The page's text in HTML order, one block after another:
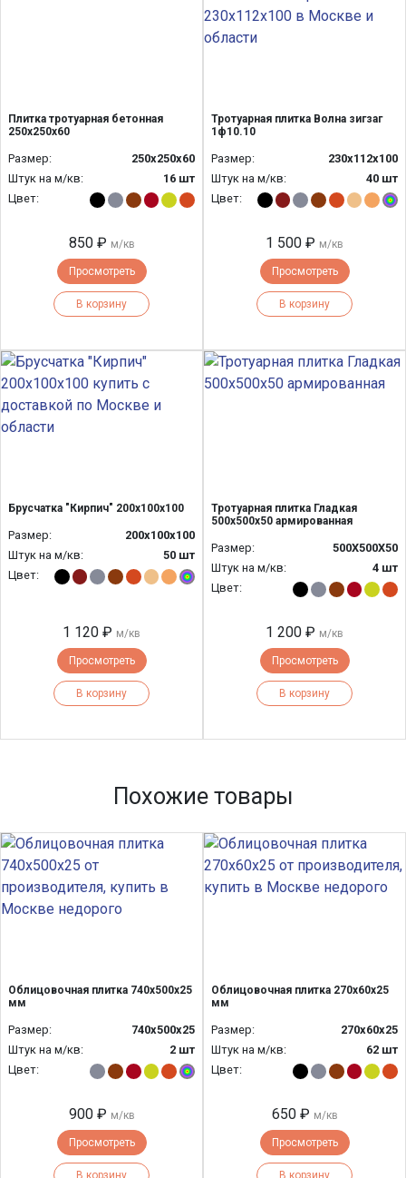
Плитка тротуарная бетонная
250х250х60
Размер:
250х250х60
Штук на м/кв:
16 шт
Цвет:
850 ₽ м/кв
Просмотреть
В корзину
Тротуарная плитка Волна зигзаг
1ф10.10
Размер:
230х112х100
Штук на м/кв:
40 шт
Цвет:
1 500 ₽ м/кв
Просмотреть
В корзину
Брусчатка "Кирпич" 200х100х100
Размер:
200х100х100
Штук на м/кв:
50 шт
Цвет:
1 120 ₽ м/кв
Просмотреть
В корзину
Тротуарная плитка Гладкая
500х500х50 армированная
Размер:
500Х500Х50
Штук на м/кв:
4 шт
Цвет:
1 200 ₽ м/кв
Просмотреть
В корзину
Похожие товары
Облицовочная плитка 740х500х25
мм
Размер:
740x500x25
Штук на м/кв:
2 шт
Цвет:
900 ₽ м/кв
Просмотреть
В корзину
Облицовочная плитка 270х60х25
мм
Размер:
270х60х25
Штук на м/кв:
62 шт
Цвет:
650 ₽ м/кв
Просмотреть
В корзину